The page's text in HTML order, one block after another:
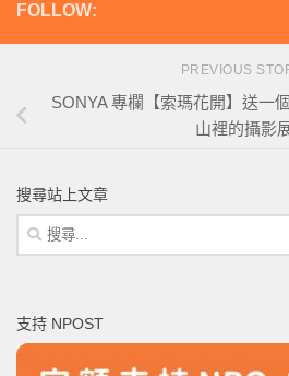
FOLLOW:
PREVIOUS
SONYA 專欄【索瑪花開】送一
山裡的攝影
搜尋站上文章
搜
尋
字:
支持 NPOST